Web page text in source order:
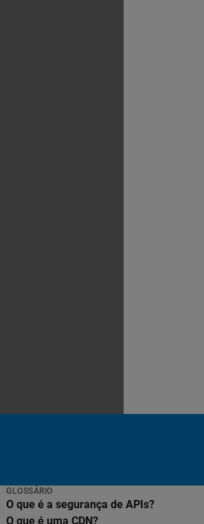
GLOSSÁRIO
O que é a segurança de APIs?
O que é uma CDN?